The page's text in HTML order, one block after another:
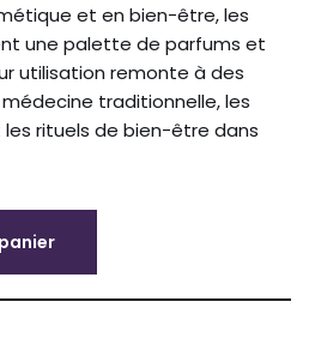
et en bien-être, les
une palette de parfums et
utilisation remonte à des
traditionnelle, les
rituels de bien-être dans